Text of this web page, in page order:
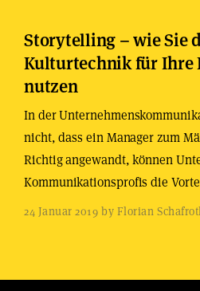
Storytelling – wie Sie
Kulturtechnik für Ihre
nutzen
In der
nicht, dass ein Manager zum
Richtig angewandt, können
Kommunikationsprofis die
24 Januar 2019 by Florian